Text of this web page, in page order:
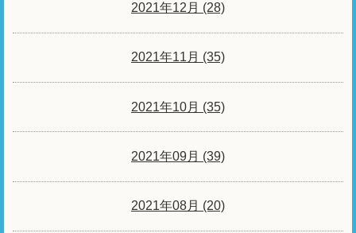
2021年12月 (28)
2021年11月 (35)
2021年10月 (35)
2021年09月 (39)
2021年08月 (20)